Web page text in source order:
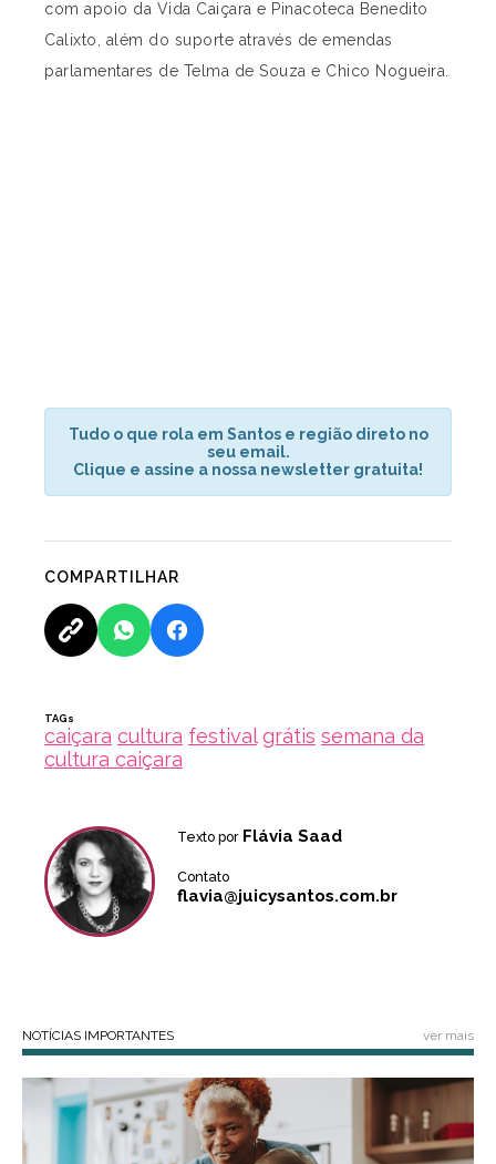
com apoio da Vida Caiçara e Pinacoteca Benedito
Calixto, além do suporte através de emendas
parlamentares de Telma de Souza e Chico Nogueira.
Tudo o que rola em Santos e região direto no
seu email.
Clique e assine a nossa newsletter gratuita!
COMPARTILHAR
TAGs
caiçara cultura festival grátis semana da
cultura caiçara
Texto por Flávia Saad
Contato
flavia@juicysantos.com.br
NOTÍCIAS IMPORTANTES ver mais